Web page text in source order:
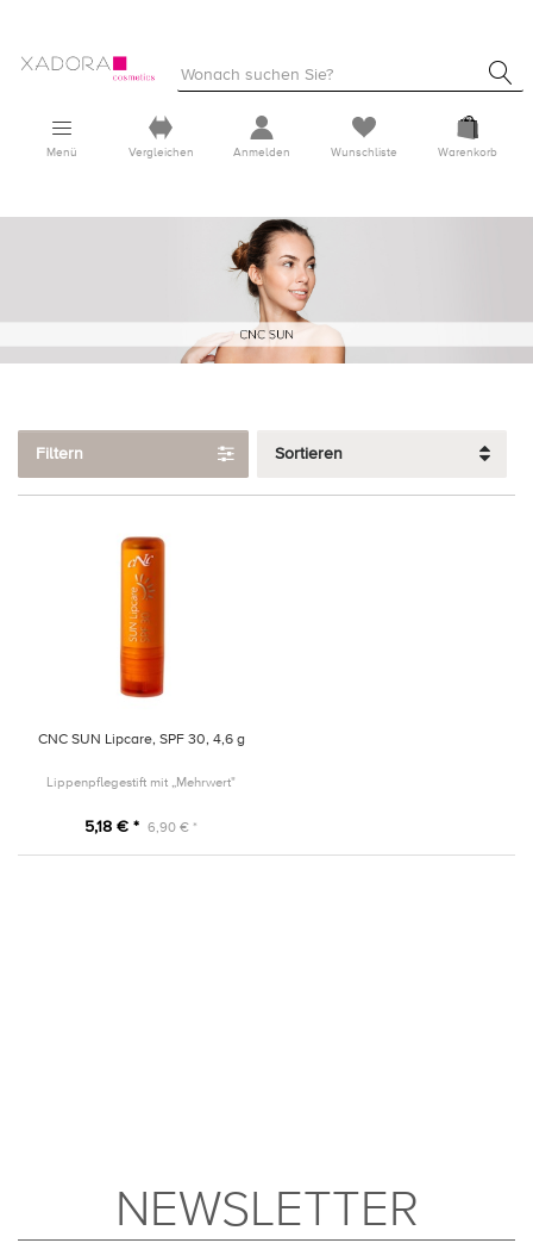
Menü Vergleichen Anmelden Wunschliste Warenkorb
Filtern Sortieren
CNC SUN Lipcare, SPF 30, 4,6 g
Lippenpflegestift mit „Mehrwert"
5,18 € * 6,90 € *
NEWSLETTER